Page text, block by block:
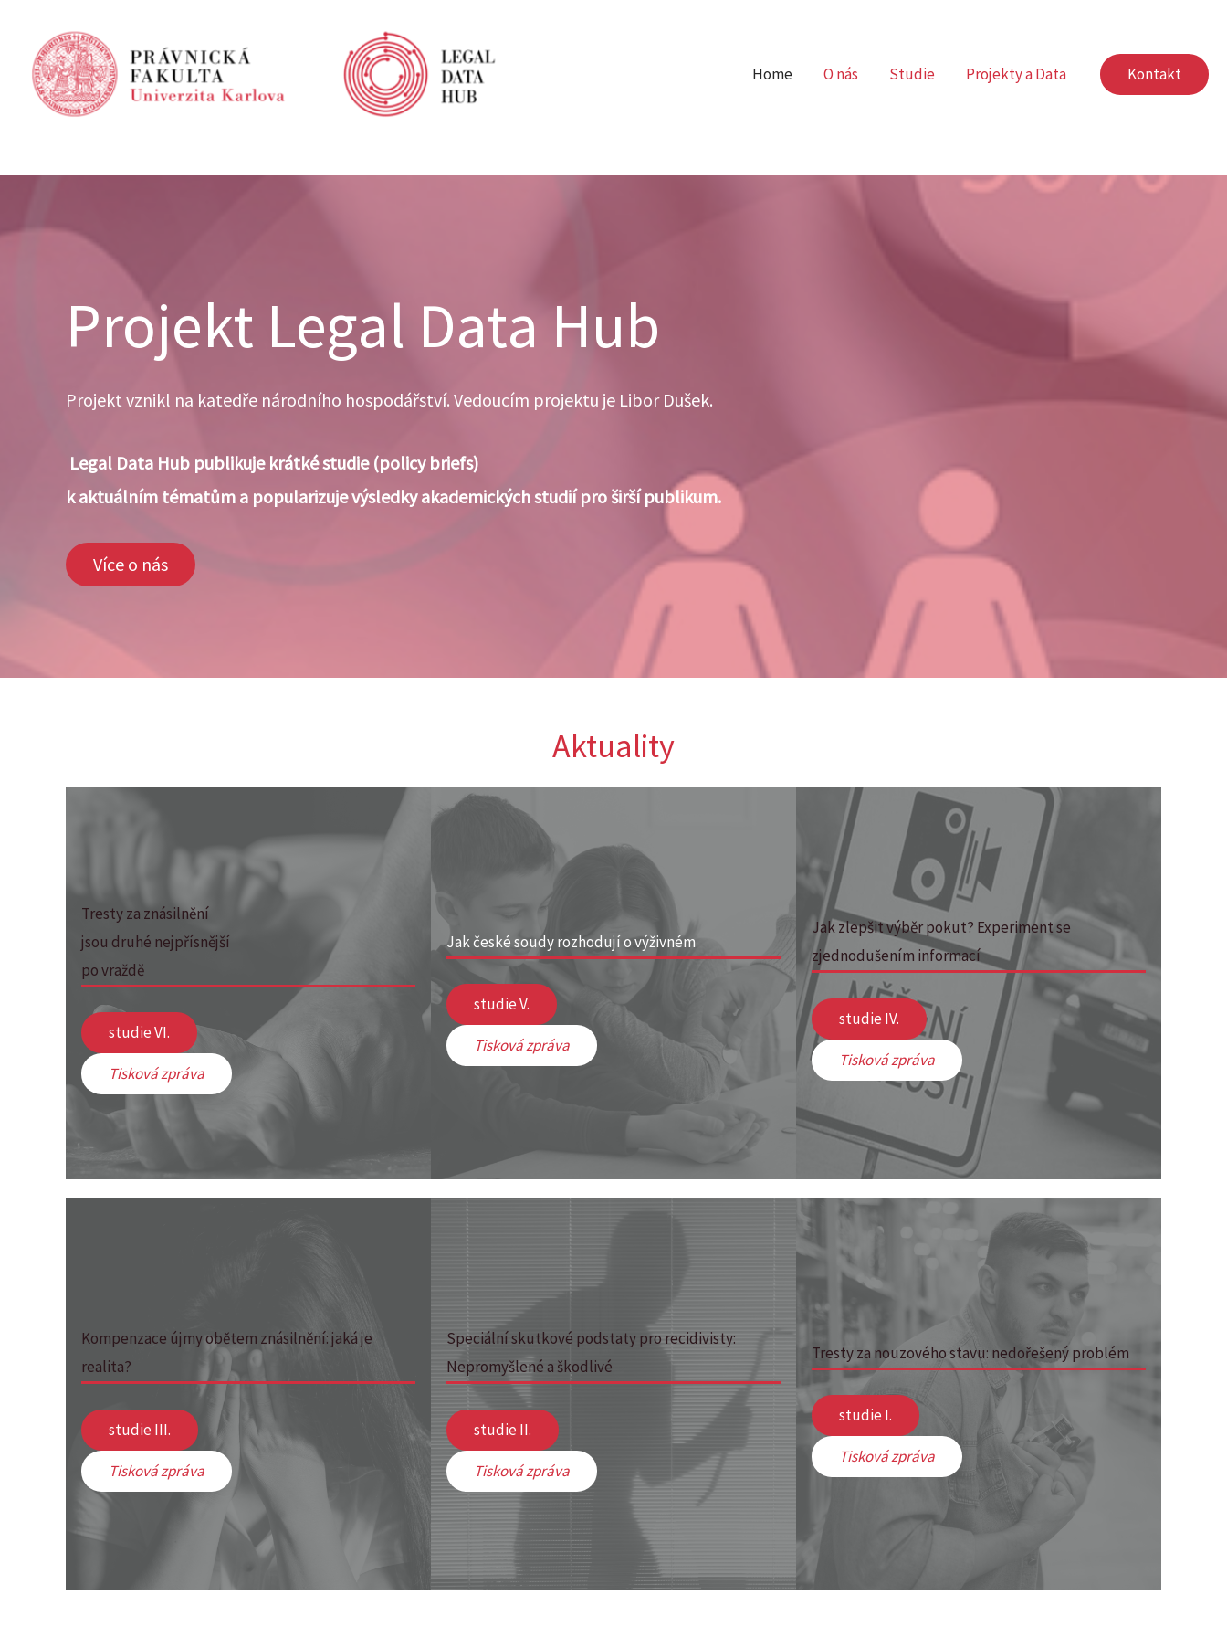
obsah
Home O nás Studie Projekty a Data Kontakt
Projekt Legal Data Hub
Projekt vznikl na katedře národního hospodářství. Vedoucím projektu je Libor Dušek.
Legal Data Hub publikuje krátké studie (policy briefs)
k aktuálním tématům a popularizuje výsledky akademických studií pro širší publikum.
Více o nás
Aktuality
Tresty za znásilnění
jsou druhé nejpřísnější
po vraždě
studie VI.
Tisková zpráva
Jak české soudy rozhodují o výživném
studie V.
Tisková zpráva
Jak zlepšit výběr pokut? Experiment se
zjednodušením informací
studie IV.
Tisková zpráva
Kompenzace újmy obětem znásilnění: jaká je
realita?
studie III.
Tisková zpráva
Speciální skutkové podstaty pro recidivisty:
Nepromyšlené a škodlivé
studie II.
Tisková zpráva
Tresty za nouzového stavu: nedořešený problém
studie I.
Tisková zpráva